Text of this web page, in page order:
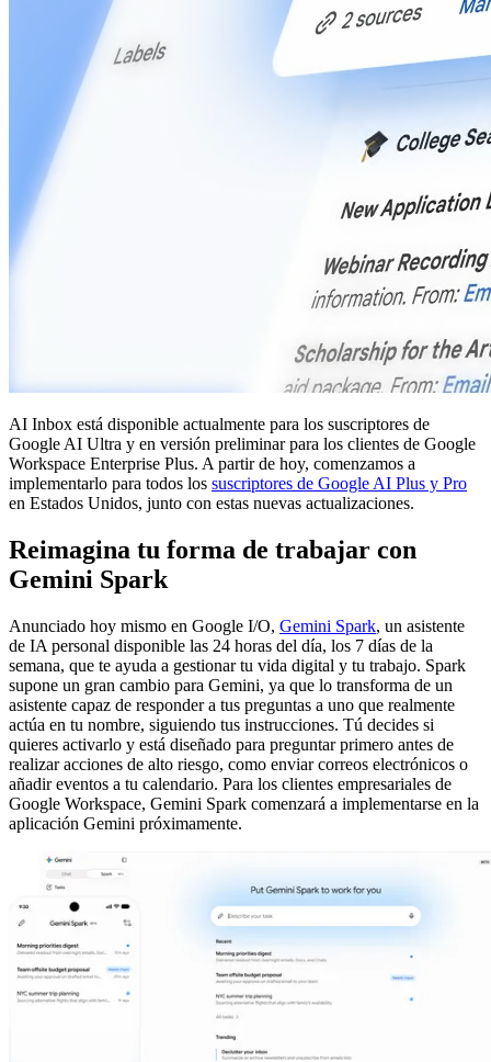
AI Inbox está disponible actualmente para los suscriptores de
Google AI Ultra y en versión preliminar para los clientes de Google
Workspace Enterprise Plus. A partir de hoy, comenzamos a
implementarlo para todos los suscriptores de Google AI Plus y Pro
en Estados Unidos, junto con estas nuevas actualizaciones.
Reimagina tu forma de trabajar con
Gemini Spark
Anunciado hoy mismo en Google I/O, Gemini Spark, un asistente
de IA personal disponible las 24 horas del día, los 7 días de la
semana, que te ayuda a gestionar tu vida digital y tu trabajo. Spark
supone un gran cambio para Gemini, ya que lo transforma de un
asistente capaz de responder a tus preguntas a uno que realmente
actúa en tu nombre, siguiendo tus instrucciones. Tú decides si
quieres activarlo y está diseñado para preguntar primero antes de
realizar acciones de alto riesgo, como enviar correos electrónicos o
añadir eventos a tu calendario. Para los clientes empresariales de
Google Workspace, Gemini Spark comenzará a implementarse en la
aplicación Gemini próximamente.